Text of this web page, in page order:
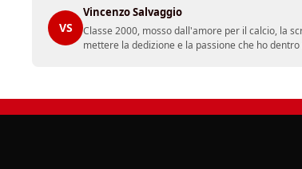
VS
Vincenzo Salvaggio
Classe 2000, mosso dall'amore per il calcio, la
mettere la dedizione e la passione che ho